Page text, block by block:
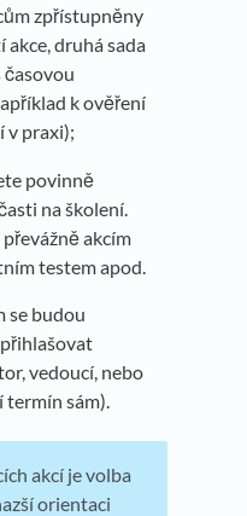
zpřístupněny
druhá sada
časovou
k ověření
v praxi);
povinně
na školení.
akcím
testem apod.
se budou
vedoucí, nebo
termín sám).
akcí je volba
orientaci